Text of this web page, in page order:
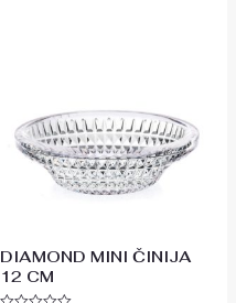
DIAMOND MINI ČINIJA
12 CM